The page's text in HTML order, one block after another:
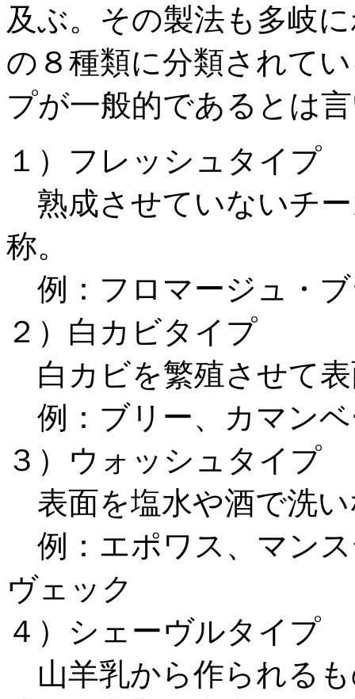
及ぶ。その製法も多岐
の８種類に分類されて
プが一般的であるとは
１）フレッシュタイプ
熟成させていないチ
称。
例：フロマージュ・
２）白カビタイプ
白カビを繁殖させて
例：ブリー、カマン
３）ウォッシュタイプ
表面を塩水や酒で洗
例：エポワス、マン
ヴェック
４）シェーヴルタイプ
山羊乳から作られる